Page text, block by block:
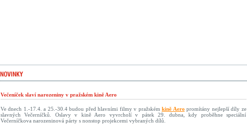
Večeníček slaví narozeniny v pražském kině Aero
Ve dnech 1.-17.4. a 25.-30.4 budou před hlavními filmy v pražském kině Aero promítány nejlepší díly ze
slavných Večerníčků. Oslavy v kině Aero vyvrcholí v pátek 29. dubna, kdy proběhne speciální
Večerníčkova narozeninová párty s nonstop projekcemi vybraných dílů.